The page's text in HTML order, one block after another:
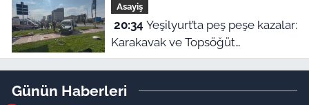
Asayiş
20:34
Karakavak ve Topsöğüt
Kavşağı’nda çarpışma!
Günün Haberleri